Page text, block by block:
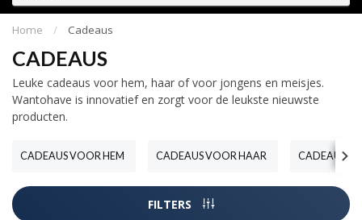
Home / Cadeaus
CADEAUS
Leuke cadeaus voor hem, haar of voor jongens en meisjes.
Wantohave is innovatief en zorgt voor de leukste nieuwste
producten.
CADEAUS VOOR HEM CADEAUS VOOR HAAR CADEAUS
FILTERS